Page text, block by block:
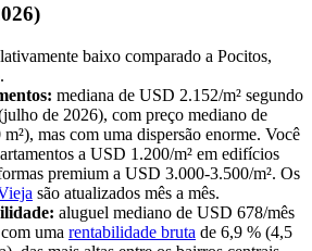
baixo comparado a Pocitos,
mediana de USD 2.152/m² segundo
de 2026), com preço mediano de
mas com uma dispersão enorme. Você
a USD 1.200/m² em edifícios
premium a USD 3.000-3.500/m². Os
são atualizados mês a mês.
aluguel mediano de USD 678/mês
uma rentabilidade bruta de 6,9 % (4,5